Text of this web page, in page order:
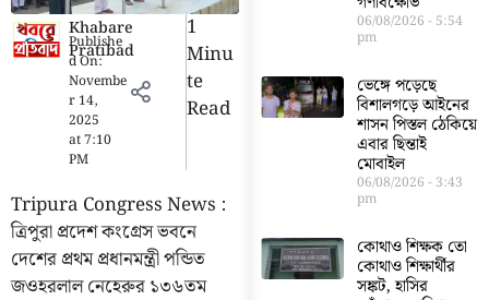
Khabare
Pratibad
Publishe
d On:
Novembe
r 14,
2025
at7:10
PM
1
Minu
Te
Read
Tripura Congress News :
ত্রিপুরা প্রদেশ কংগ্রেস ভবনে
দেশের প্রথম প্রধানমন্ত্রী পন্ডিত
জওহরলাল নেহেরুর ১৩৬তম
06/08/2026 5:54
pm
ভেঙ্গে পড়েছে
বিশালগড়ে আইনের
শাসন পিস্তল ঠেকিয়ে
এবার ছিন্তাই
মোবাইল
06/08/2026 3:43
pm
কোথাও শিক্ষক তো
কোথাও শিক্ষার্থীর
সঙ্কট, হাসির